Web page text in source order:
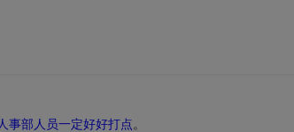
事部人员一定好好打点。